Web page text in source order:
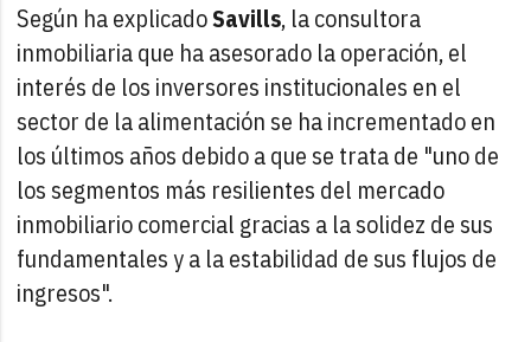
Según ha explicadoSavills, la consultora
inmobiliaria que ha asesorado la operación, el
interés de los inversores institucionales en el
sector de la alimentación se ha incrementado en
los últimos años debido a que se trata de "uno de
los segmentos más resilientes del mercado
inmobiliario comercial gracias a la solidez de sus
fundamentales y a la estabilidad de sus flujos de
ingresos".